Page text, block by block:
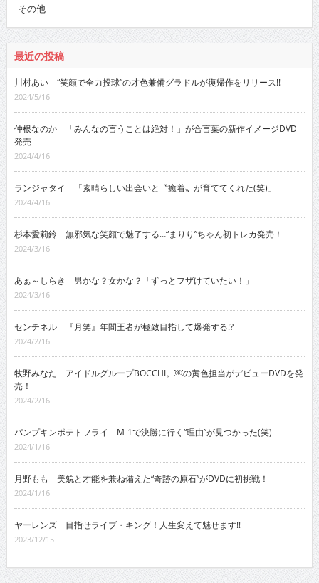
その他
最近の投稿
川村あい “笑顔で全力投球”の才色兼備グラドルが復帰作をリリース!!
2024/5/16
仲根なのか 「みんなの言うことは絶対！」が合言葉の新作イメージDVD
発売
2024/4/16
ランジャタイ 「素晴らしい出会いと〝癒着〟が育ててくれた(笑)」
2024/4/16
杉本愛莉鈴 無邪気な笑顔で魅了する…“まりり”ちゃん初トレカ発売！
2024/3/16
あぁ～しらき 男かな？女かな？「ずっとフザけていたい！」
2024/3/16
センチネル 『月笑』年間王者が極致目指して爆発する!?
2024/2/16
牧野みなた アイドルグループBOCCHI。￼の黄色担当がデビューDVDを発
売！
2024/2/16
パンプキンポテトフライ M-1で決勝に行く“理由”が見つかった(笑)
2024/1/16
月野もも 美貌と才能を兼ね備えた“奇跡の原石”がDVDに初挑戦！
2024/1/16
ヤーレンズ 目指せライブ・キング！人生変えて魅せます!!
2023/12/15